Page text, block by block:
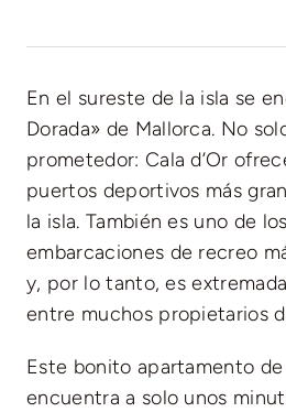
En el sureste de la isla se
Dorada» de Mallorca. No
prometedor: Cala d’Or
puertos deportivos más
la isla. También es uno de
embarcaciones de recreo
y, por lo tanto, es
entre muchos propietarios
Este bonito apartamento
encuentra a solo unos